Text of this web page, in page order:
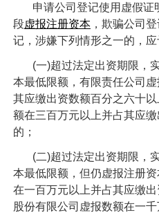
申请公司登记使用虚假
段虚报注册资本，欺骗公司
记，涉嫌下列情形之一的，应
(一)超过法定出资期限，
本最低限额，有限责任公司
其应缴出资数额百分之六十
额在三百万元以上并占其应
的；
(二)超过法定出资期限，
本最低限额，但仍虚报注册
在一百万元以上并占其应缴
股份有限公司虚报数额在一